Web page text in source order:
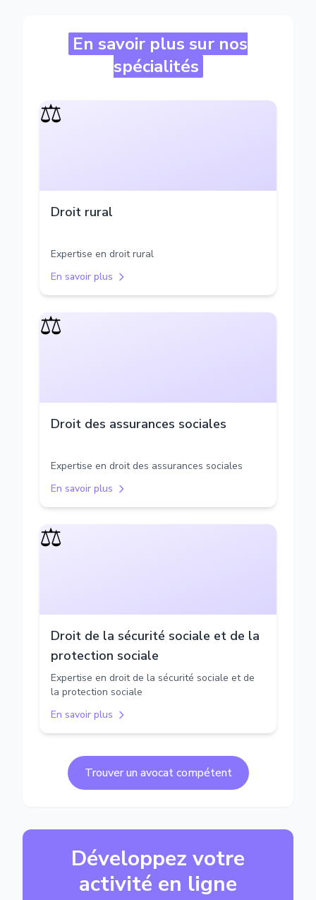
En savoir plus sur nos
spécialités
⚖️
Droit rural
Expertise en droit rural
En savoir plus
⚖️
Droit des assurances sociales
Expertise en droit des assurances sociales
En savoir plus
⚖️
Droit de la sécurité sociale et de la
protection sociale
Expertise en droit de la sécurité sociale et de
la protection sociale
En savoir plus
Trouver un avocat compétent
Développez votre
activité en ligne